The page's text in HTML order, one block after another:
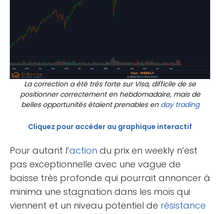
La correction a été très forte sur Visa, difficile de se
positionner correctement en hebdomadaire, mais de
belles opportunités étaient prenables en day trading
Cliquez pour accéder au graphique interactif
Pour autant l’action du prix en weekly n’est
pas exceptionnelle avec une vague de
baisse très profonde qui pourrait annoncer à
minima une stagnation dans les mois qui
viennent et un niveau potentiel de résistance